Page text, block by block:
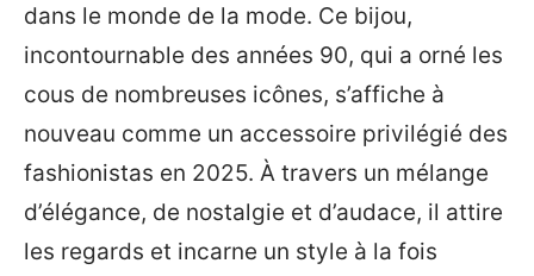
dans le monde de la mode. Ce bijou,
incontournable des années 90, qui a orné les
cous de nombreuses icônes, s’affiche à
nouveau comme un accessoire privilégié des
fashionistas en 2025. À travers un mélange
d’élégance, de nostalgie et d’audace, il attire
les regards et incarne un style à la fois